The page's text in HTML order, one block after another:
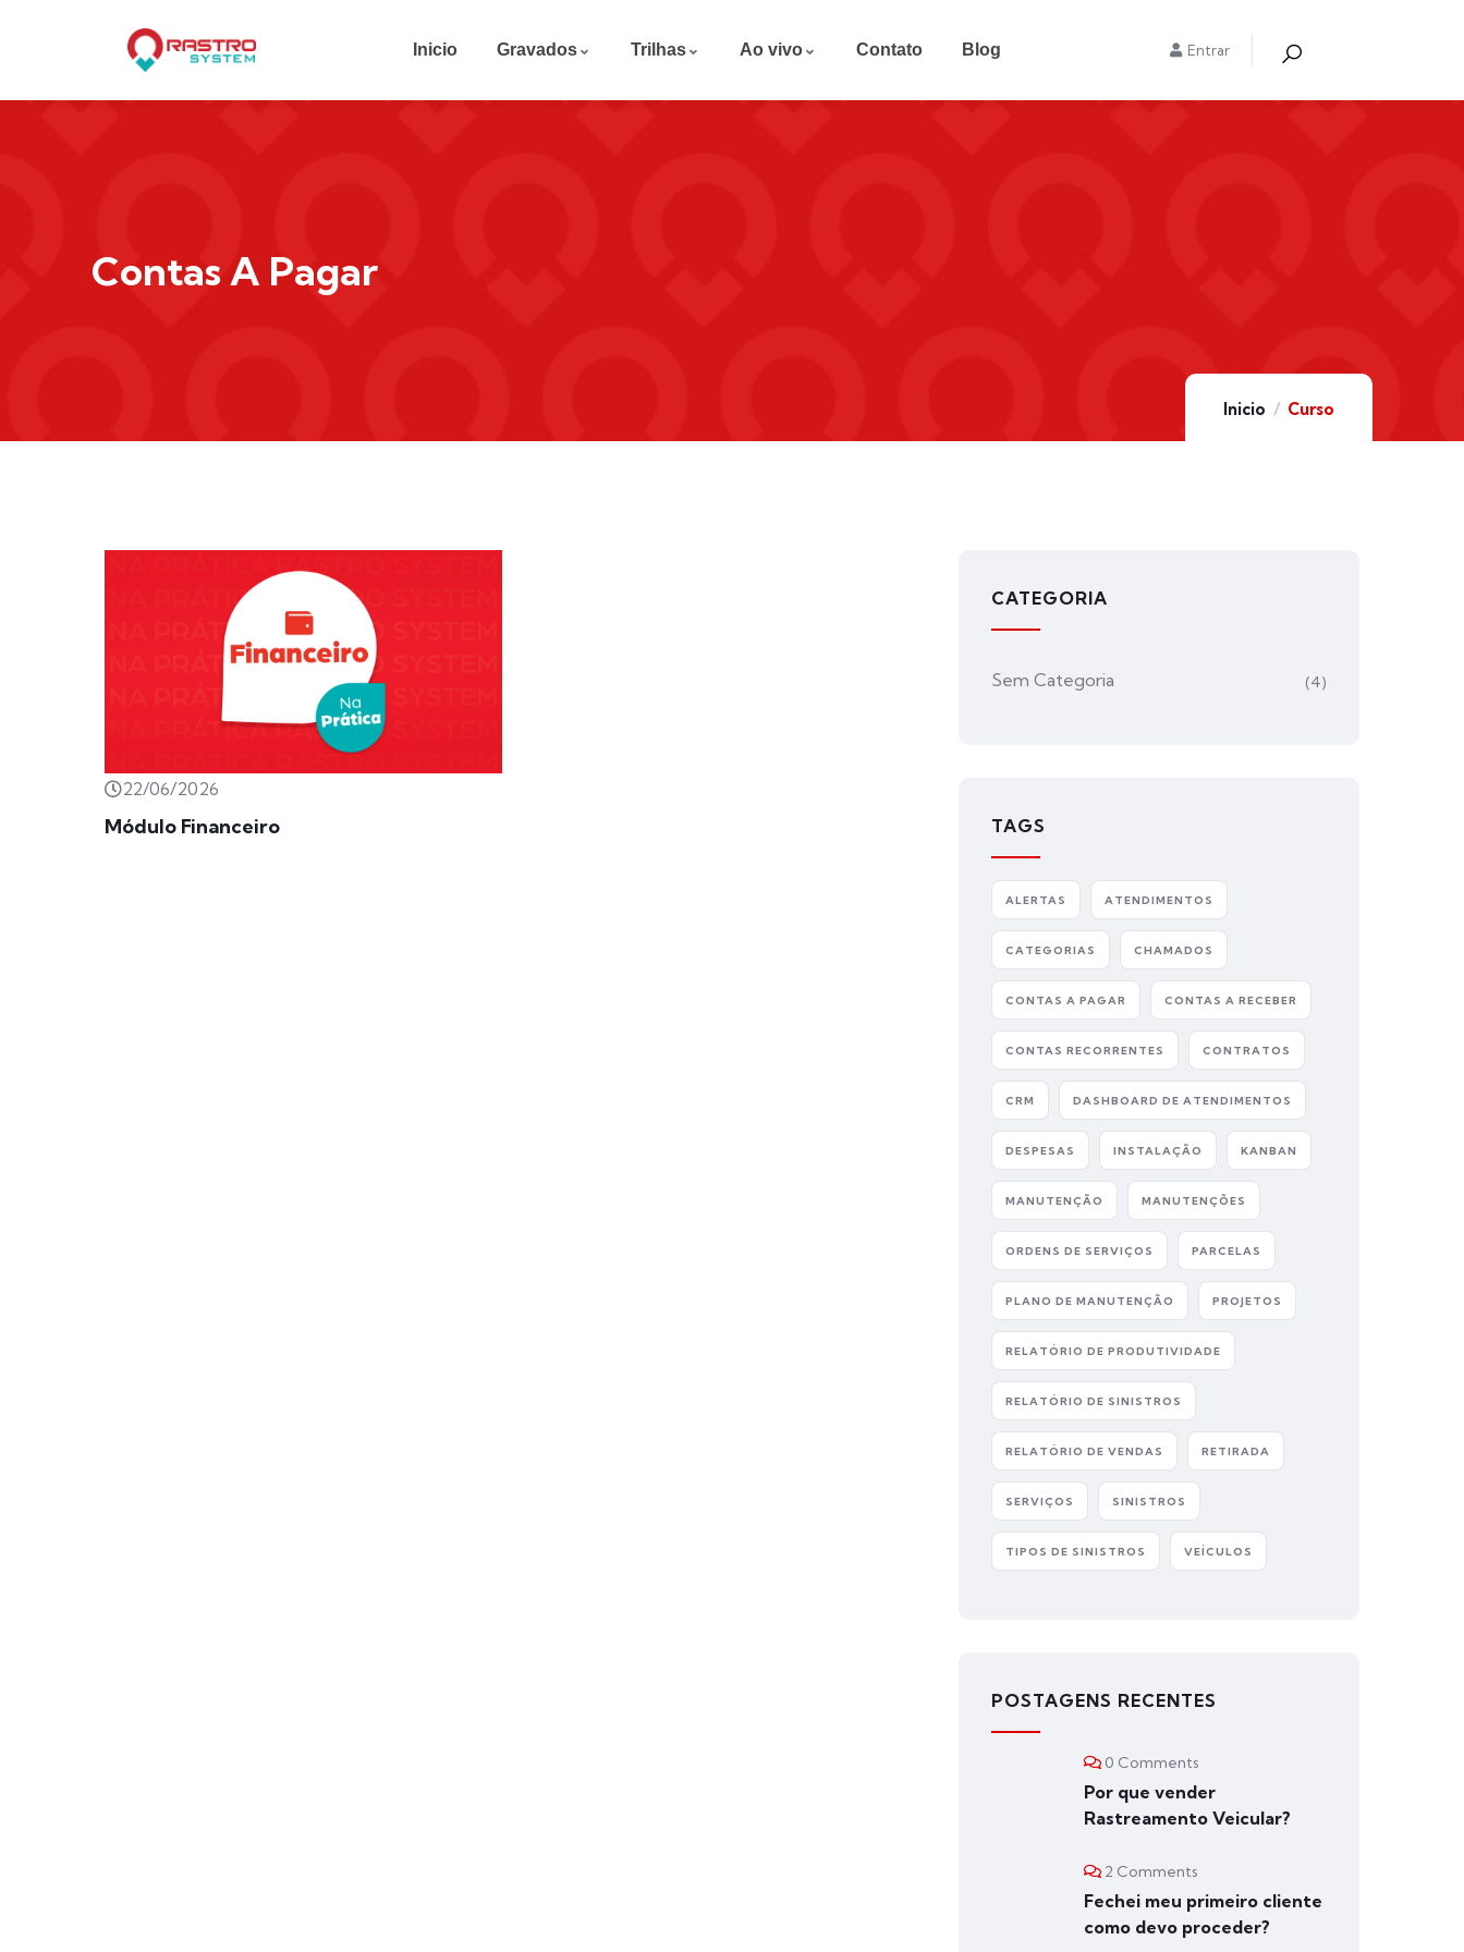
Inicio Gravados Trilhas Ao vivo Contato Blog Entrar
Contas A Pagar
Inicio Curso
22/06/2026
Módulo Financeiro
CATEGORIA
Sem Categoria (4)
TAGS
ALERTAS ATENDIMENTOS
CATEGORIAS CHAMADOS
CONTAS A PAGAR CONTAS A RECEBER
CONTAS RECORRENTES CONTRATOS
CRM DASHBOARD DE ATENDIMENTOS
DESPESAS INSTALAÇÃO KANBAN
MANUTENÇÃO MANUTENÇÕES
ORDENS DE SERVIÇOS PARCELAS
PLANO DE MANUTENÇÃO PROJETOS
RELATÓRIO DE PRODUTIVIDADE
RELATÓRIO DE SINISTROS
RELATÓRIO DE VENDAS RETIRADA
SERVIÇOS SINISTROS
TIPOS DE SINISTROS VEÍCULOS
POSTAGENS RECENTES
0 Comments
Por que vender
Rastreamento Veicular?
2 Comments
Fechei meu primeiro cliente
como devo proceder?